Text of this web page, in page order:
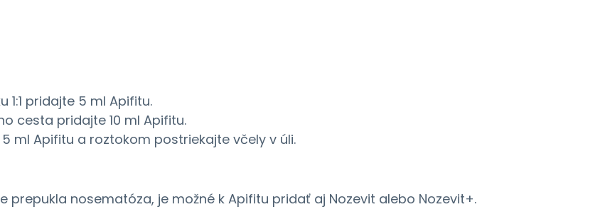
1:1 pridajte 5 ml Apifitu.
cesta pridajte 10 ml Apifitu.
ml Apifitu a roztokom postriekajte včely v úli.
prepukla nosematóza, je možné k Apifitu pridať aj Nozevit alebo Nozevit+.